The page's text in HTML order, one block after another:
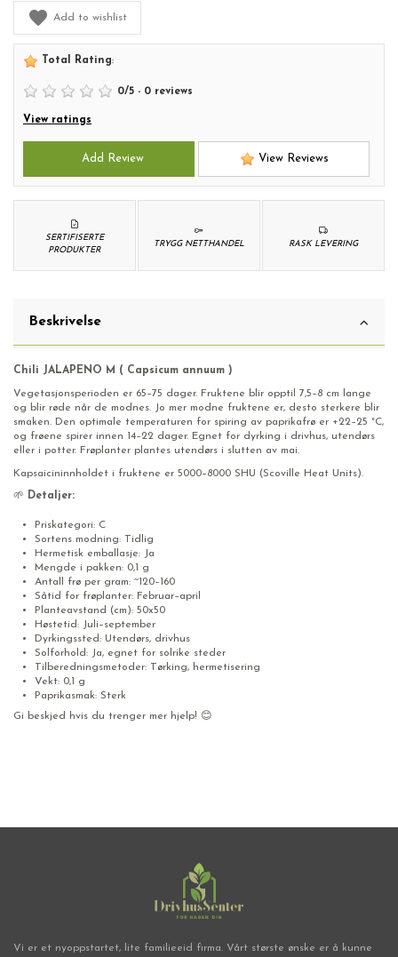
Add to wishlist
Total Rating:
0/5 - 0 reviews
View ratings
Add Review View Reviews
RASK LEVERING
TRYGG NETTHANDEL
SERTIFISERTE
PRODUKTER
Beskrivelse
Chili JALAPENO M ( Capsicum annuum )
Vegetasjonsperioden er 65–75 dager. Fruktene blir opptil 7,5–8 cm lange
og blir røde når de modnes. Jo mer modne fruktene er, desto sterkere blir
smaken. Den optimale temperaturen for spiring av paprikafrø er +22–25 °C,
og frøene spirer innen 14–22 dager. Egnet for dyrking i drivhus, utendørs
eller i potter. Frøplanter plantes utendørs i slutten av mai.
Kapsaicininnholdet i fruktene er 5000–8000 SHU (Scoville Heat Units).
🌱 Detaljer:
Priskategori: C
Sortens modning: Tidlig
Hermetisk emballasje: Ja
Mengde i pakken: 0,1 g
Antall frø per gram: ~120–160
Såtid for frøplanter: Februar–april
Planteavstand (cm): 50x50
Høstetid: Juli–september
Dyrkingssted: Utendørs, drivhus
Solforhold: Ja, egnet for solrike steder
Tilberedningsmetoder: Tørking, hermetisering
Vekt: 0,1 g
Paprikasmak: Sterk
Gi beskjed hvis du trenger mer hjelp! 😊
Vi er et nyoppstartet, lite familieeid firma. Vårt største ønske er å kunne